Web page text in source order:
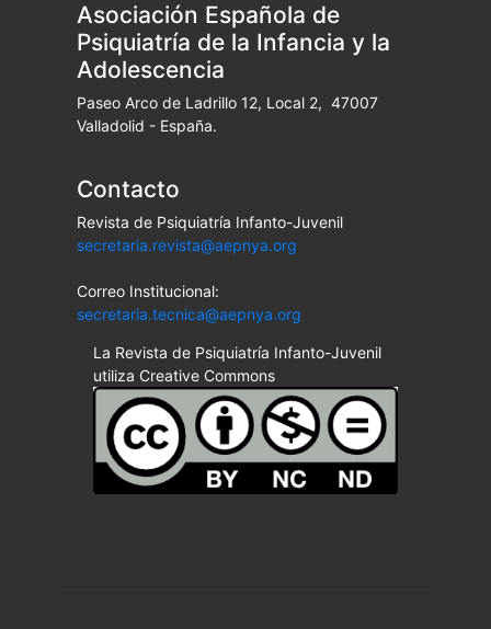
Asociación Española de
Psiquiatría de la Infancia y la
Adolescencia
Paseo Arco de Ladrillo 12, Local 2, 47007
Valladolid - España.
Contacto
Revista de Psiquiatría Infanto-Juvenil
secretaria.revista@aepnya.org
Correo Institucional:
secretaria.tecnica@aepnya.org
La Revista de Psiquiatría Infanto-Juvenil
utiliza Creative Commons